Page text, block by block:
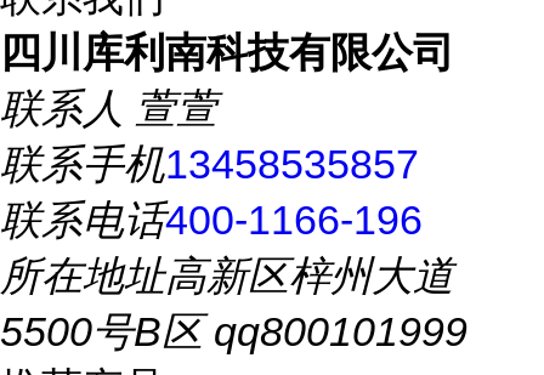
四川库利南科技有限公司
联系人 萱萱
联系手机13458535857
联系电话400-1166-196
所在地址高新区梓州大道
5500号B区 qq800101999